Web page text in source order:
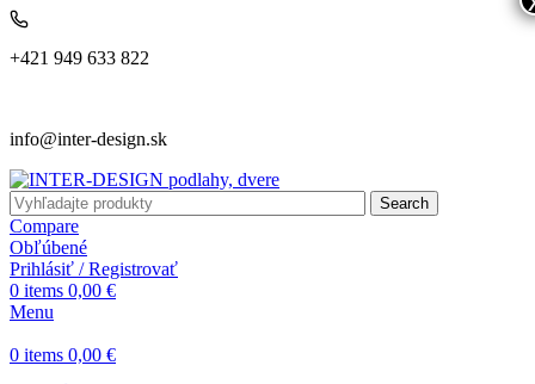
+421 949 633 822
info@inter-design.sk
Search
Compare
Obľúbené
Prihlásiť / Registrovať
0 items 0,00 €
Menu
0 items 0,00 €